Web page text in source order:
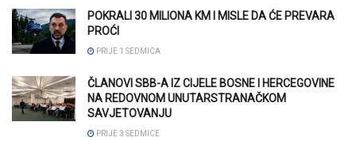
POKRALI 30 MILIONA KM I MISLE DA ĆE PREVARA
PROĆI
PRIJE 1 SEDMICA
ČLANOVI SBB-A IZ CIJELE BOSNE I HERCEGOVINE
NA REDOVNOM UNUTARSTRANAČKOM
SAVJETOVANJU
PRIJE 3 SEDMICE